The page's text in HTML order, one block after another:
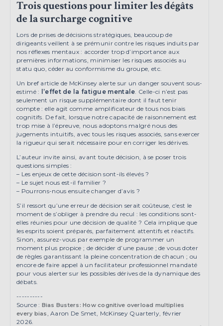
Trois questions pour limiter les dégâts
de la surcharge cognitive
Lors de prises de décisions stratégiques, beaucoup de
dirigeants veillent à se prémunir contre les risques induits par
nos réflexes mentaux : accorder trop d’importance aux
premières informations, minimiser les risques associés au
statu quo, céder au conformisme du groupe, etc.
Un bref article de McKinsey alerte sur un danger souvent sous-
estimé : l’effet de la fatigue mentale . Celle-ci n’est pas
seulement un risque supplémentaire dont il faut tenir
compte : elle agit comme amplificateur de tous nos biais
cognitifs. De fait, lorsque notre capacité de raisonnement est
trop mise à l’épreuve, nous adoptons malgré nous des
jugements intuitifs, avec tous les risques associés, sans exercer
la rigueur qui serait nécessaire pour en corriger les dérives.
L’auteur invite ainsi, avant toute décision, à se poser trois
questions simples :
– Les enjeux de cette décision sont-ils élevés ?
– Le sujet nous est-il familier ?
– Pourrons-nous ensuite changer d’avis ?
S’il ressort qu’une erreur de décision serait coûteuse, c’est le
moment de s’obliger à prendre du recul : les conditions sont-
elles réunies pour une décision de qualité ? Cela implique que
les esprits soient préparés, parfaitement attentifs et réactifs.
Sinon, assurez-vous par exemple de programmer un
moment plus propice ; de décider d’une pause ; de vous doter
de règles garantissant la pleine concentration de chacun ; ou
encore de faire appel à un facilitateur professionnel mandaté
pour vous alerter sur les possibles dérives de la dynamique des
débats.
----------
Source : Bias Busters: How cognitive overload multiplies
every bias , Aaron De Smet, McKinsey Quarterly, février
2026.